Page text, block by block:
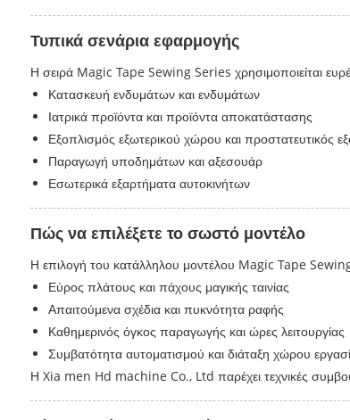
Τυπικά σενάρια εφαρμογής
Η σειρά Magic Tape Sewing Series χρησιμοποιείται
Κατασκευή ενδυμάτων και ενδυμάτων
Ιατρικά προϊόντα και προϊόντα αποκατάστασης
Εξοπλισμός εξωτερικού χώρου και προστατευτικός
Παραγωγή υποδημάτων και αξεσουάρ
Εσωτερικά εξαρτήματα αυτοκινήτων
Πώς να επιλέξετε το σωστό μοντέλο
Η επιλογή του κατάλληλου μοντέλου Magic Tape
Εύρος πλάτους και πάχους μαγικής ταινίας
Απαιτούμενα σχέδια και πυκνότητα ραφής
Καθημερινός όγκος παραγωγής και ώρες λειτουργίας
Συμβατότητα αυτοματισμού και διάταξη χώρου
Η Xia men Hd machine Co., Ltd παρέχει τεχνικές